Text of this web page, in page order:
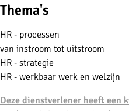
Thema's
HR - processen
van instroom tot uitstroom
HR - strategie
HR - werkbaar werk en welzijn
Deze dienstverlener heeft